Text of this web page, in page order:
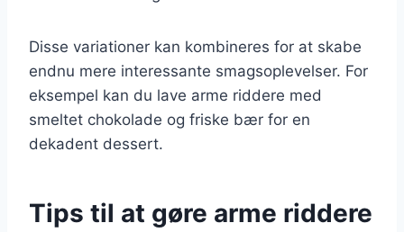
Disse variationer kan kombineres for at skabe
endnu mere interessante smagsoplevelser. For
eksempel kan du lave arme riddere med
smeltet chokolade og friske bær for en
dekadent dessert.
Tips til at gøre arme riddere